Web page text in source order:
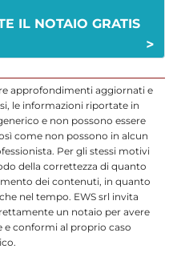
IL NOTAIO GRATIS
>
approfondimenti aggiornati e
le informazioni riportate in
e non possono essere
come non possono in alcun
Per gli stessi motivi
della correttezza di quanto
dei contenuti, in quanto
nel tempo. EWS srl invita
un notaio per avere
conformi al proprio caso